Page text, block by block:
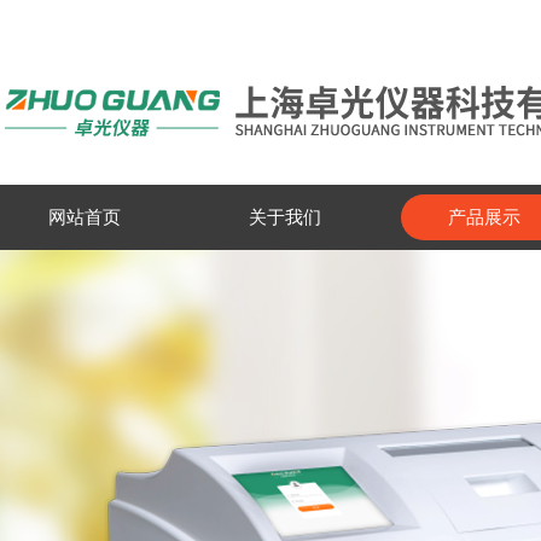
网站首页 关于我们 产品展示